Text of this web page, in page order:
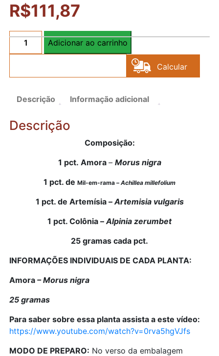
R$111,87
COMBO
(Amora,
em-
rama,
quantidade
Calcular
Adicionar ao carrinho
Descrição Informação adicional
Descrição
Composição:
1 pct. Amora – Morus nigra
1 pct. de Mil-em-rama – Achillea millefolium
1 pct. de Artemísia – Artemisia vulgaris
1 pct. Colônia – Alpinia zerumbet
25 gramas cada pct.
INFORMAÇÕES INDIVIDUAIS DE CADA PLANTA:
Amora – Morus nigra
25 gramas
Para saber sobre essa planta assista a este vídeo:
https://www.youtube.com/watch?v=0rva5hgVJfs
MODO DE PREPARO: No verso da embalagem